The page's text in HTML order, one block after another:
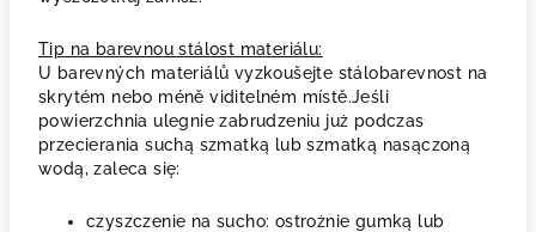
Tip na barevnou stálost materiálu:
U barevných materiálů vyzkoušejte stálobarevnost na
skrytém nebo méně viditelném místě.Jeśli
powierzchnia ulegnie zabrudzeniu już podczas
przecierania suchą szmatką lub szmatką nasączoną
wodą, zaleca się:
czyszczenie na sucho: ostrożnie gumką lub